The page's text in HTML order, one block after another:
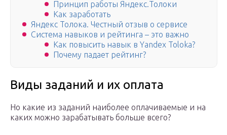
Принцип работы Яндекс.Толоки
Как заработать
Яндекс Толока. Честный отзыв о сервисе
Система навыков и рейтинга – это важно
Как повысить навык в Yandex Toloka?
Почему падает рейтинг?
Виды заданий и их оплата
Но какие из заданий наиболее оплачиваемые и на
каких можно зарабатывать больше всего?